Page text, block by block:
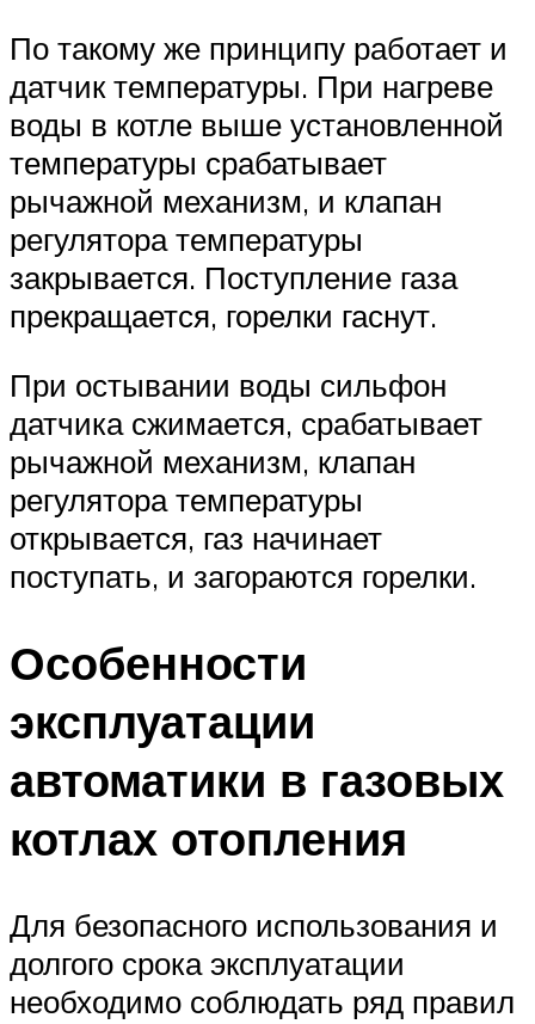
По такому же принципу работает и
датчик температуры. При нагреве
воды в котле выше установленной
температуры срабатывает
рычажной механизм, и клапан
регулятора температуры
закрывается. Поступление газа
прекращается, горелки гаснут.
При остывании воды сильфон
датчика сжимается, срабатывает
рычажной механизм, клапан
регулятора температуры
открывается, газ начинает
поступать, и загораются горелки.
Особенности
эксплуатации
автоматики в газовых
котлах отопления
Для безопасного использования и
долгого срока эксплуатации
необходимо соблюдать ряд правил